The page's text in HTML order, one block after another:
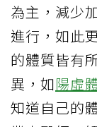
為主，減少
進行，如此
的體質皆有
異，如陽虛
知道自己的